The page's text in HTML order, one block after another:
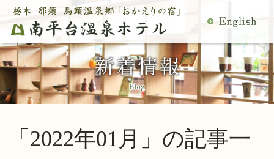
MENU
閉
じ
る
温泉
客室 館内施設
交通アクセス 観光案内
「2022年01月」の記事一
空室検索
ご予約内容確認・変更